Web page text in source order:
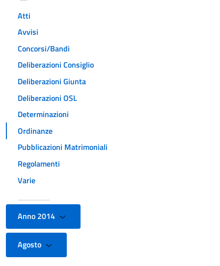
Atti
Avvisi
Concorsi/Bandi
Deliberazioni Consiglio
Deliberazioni Giunta
Deliberazioni OSL
Determinazioni
Ordinanze
Pubblicazioni Matrimoniali
Regolamenti
Varie
Anno 2014
Agosto